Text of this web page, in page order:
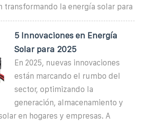
transformando la energía solar para
5 Innovaciones en Energía
Solar para 2025
En 2025, nuevas innovaciones
están marcando el rumbo del
sector, optimizando la
generación, almacenamiento y
en hogares y empresas. A